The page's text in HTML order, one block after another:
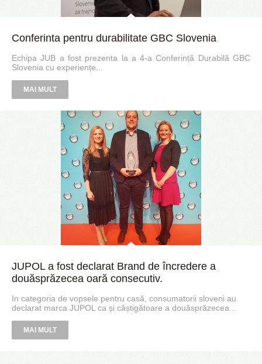
Conferinta pentru durabilitate GBC Slovenia
Echipa JUB a fost prezenta la a 4-a Conferință Durabilă GBC
Slovenia cu experiențe...
MAI MULT
JUPOL a fost declarat Brand de încredere a
douăsprăzecea oară consecutiv.
In categoria de vopsele pentru casă, consumatorii sloveni au
declarat marca JUPOL ca și câștigătoare a douăsprăzecea...
MAI MULT